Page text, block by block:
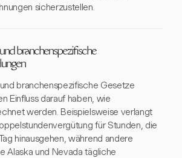
sicherzustellen.
branchenspezifische
branchenspezifische Gesetze
Einfluss darauf haben, wie
werden. Beispielsweise verlangt
für Stunden, die
hinausgehen, während andere
Alaska und Nevada tägliche